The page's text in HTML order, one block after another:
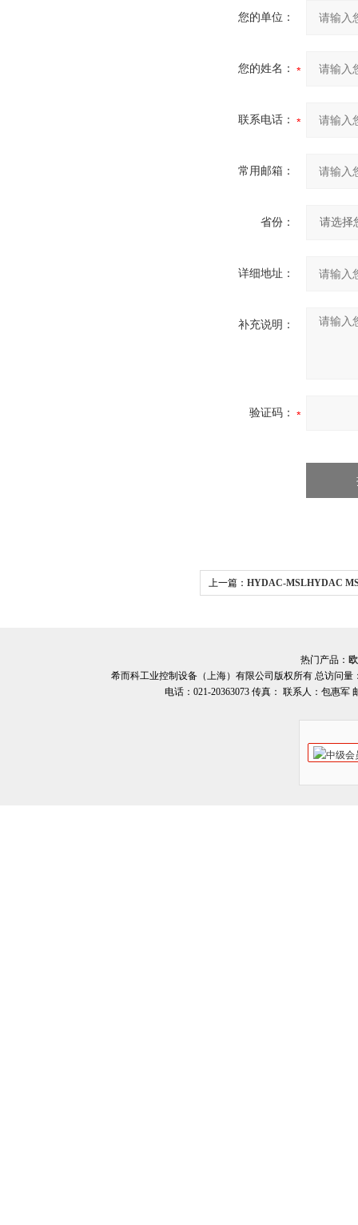
您的单位：
您的姓名：
联系电话：
常用邮箱：
省份：
详细地址：
补充说明：
验证码：
上一篇： HYDAC-MSLHYDAC
热门产品：
希而科工业控制设备（上海）有限公司版权所有 总访问量
电话：021-20363073 传真： 联系人：包惠军